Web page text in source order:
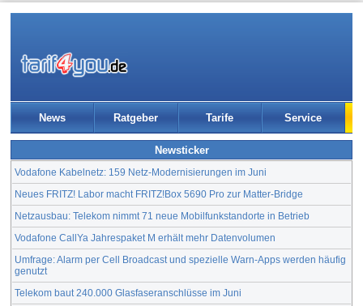
News Ratgeber Tarife Service
Newsticker
Vodafone Kabelnetz: 159 Netz-Modernisierungen im Juni
Neues FRITZ! Labor macht FRITZ!Box 5690 Pro zur Matter-Bridge
Netzausbau: Telekom nimmt 71 neue Mobilfunkstandorte in Betrieb
Vodafone CallYa Jahrespaket M erhält mehr Datenvolumen
Umfrage: Alarm per Cell Broadcast und spezielle Warn-Apps werden häufig
genutzt
Telekom baut 240.000 Glasfaseranschlüsse im Juni